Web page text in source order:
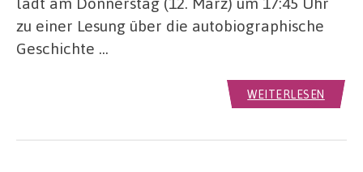
zu einer Lesung über die autobiographische
Geschichte …
WEITERLESEN